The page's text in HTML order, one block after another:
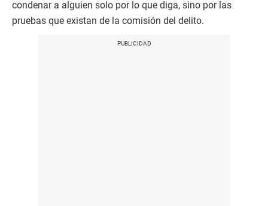
condenar a alguien solo por lo que diga, sino por las
pruebas que existan de la comisión del delito.